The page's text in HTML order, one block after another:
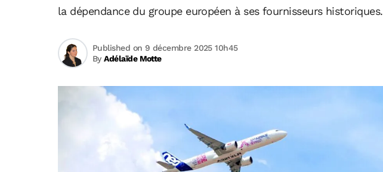
la dépendance du groupe européen à ses fournisseurs historiques.
ByAdélaïde Motte
Published on 9 décembre 2025 10h45